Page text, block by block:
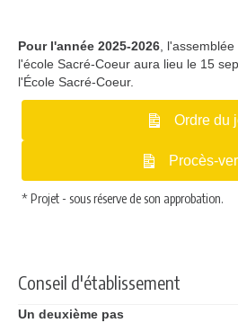
Pour l'année 2025-2026 ,
l'école Sacré-Coeur aura lieu le 15
l'École Sacré-Coeur.
Ordre du
Procès-
* Projet - sous réserve de son approbation.
Conseil d'établissement
Un deuxième pas